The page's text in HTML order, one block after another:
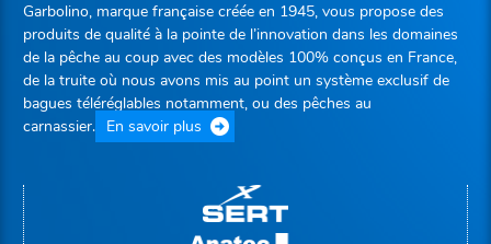
Garbolino, marque française créée en 1945, vous propose des
produits de qualité à la pointe de l’innovation dans les domaines
de la pêche au coup avec des modèles 100% conçus en France,
de la truite où nous avons mis au point un système exclusif de
bagues téléréglables notamment, ou des pêches au
carnassier. En savoir plus